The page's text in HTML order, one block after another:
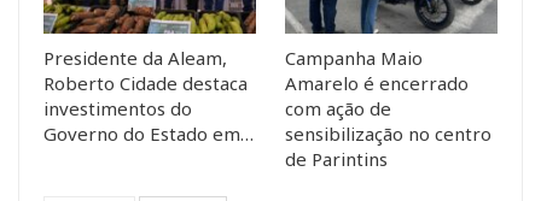
Presidente da Aleam,
Roberto Cidade destaca
investimentos do
Governo do Estado em…
Campanha Maio
Amarelo é encerrado
com ação de
sensibilização no centro
de Parintins